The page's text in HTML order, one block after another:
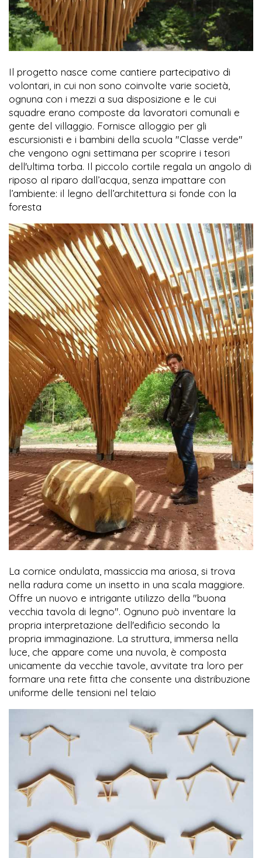
Il progetto nasce come cantiere partecipativo di
volontari, in cui non sono coinvolte varie società,
ognuna con i mezzi a sua disposizione e le cui
squadre erano composte da lavoratori comunali e
gente del villaggio. Fornisce alloggio per gli
escursionisti e i bambini della scuola "Classe verde"
che vengono ogni settimana per scoprire i tesori
dell'ultima torba. Il piccolo cortile regala un angolo di
riposo al riparo dall’acqua, senza impattare con
l’ambiente: il legno dell’architettura si fonde con la
foresta
La cornice ondulata, massiccia ma ariosa, si trova
nella radura come un insetto in una scala maggiore.
Offre un nuovo e intrigante utilizzo della "buona
vecchia tavola di legno". Ognuno può inventare la
propria interpretazione dell'edificio secondo la
propria immaginazione. La struttura, immersa nella
luce, che appare come una nuvola, è composta
unicamente da vecchie tavole, avvitate tra loro per
formare una rete fitta che consente una distribuzione
uniforme delle tensioni nel telaio